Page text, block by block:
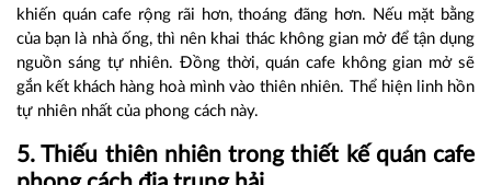
khiến quán cafe rộng rãi hơn, thoáng đãng hơn. Nếu mặt bằng
của bạn là nhà ống, thì nên khai thác không gian mở để tận dụng
nguồn sáng tự nhiên. Đồng thời, quán cafe không gian mở sẽ
gắn kết khách hàng hoà mình vào thiên nhiên. Thể hiện linh hồn
tự nhiên nhất của phong cách này.
5. Thiếu thiên nhiên trong thiết kế quán cafe